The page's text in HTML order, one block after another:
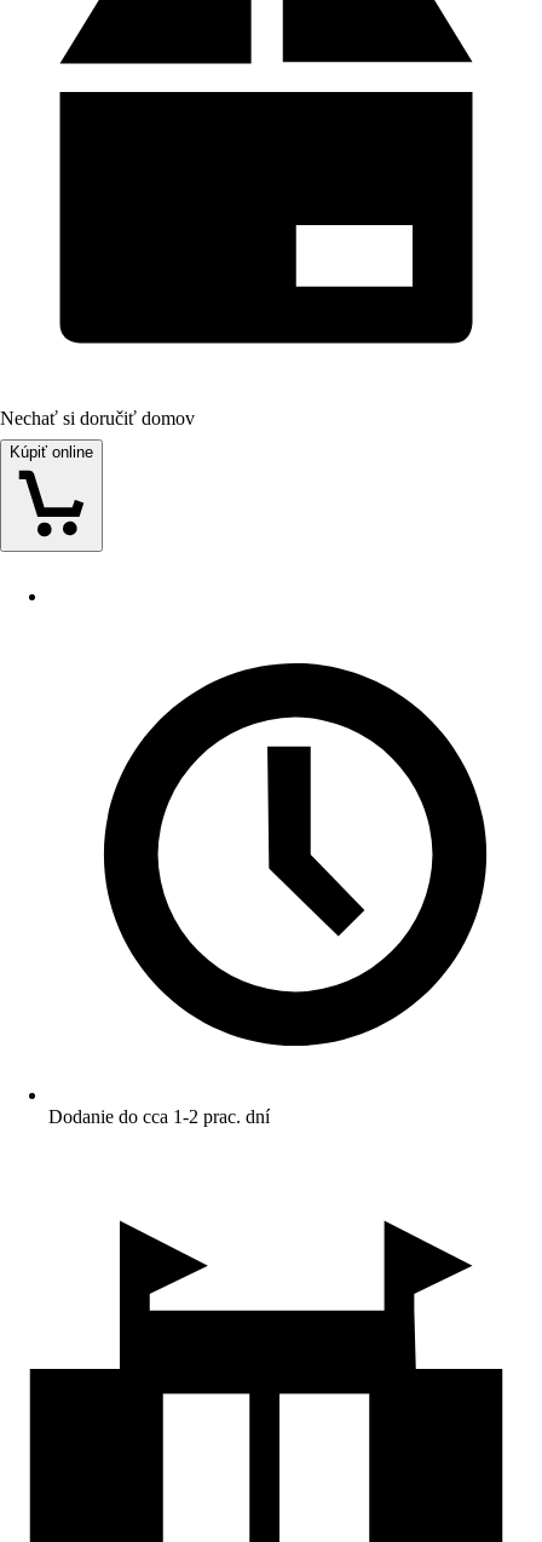
Nechať si doručiť domov
Kúpiť online
Dodanie do cca 1-2 prac. dní